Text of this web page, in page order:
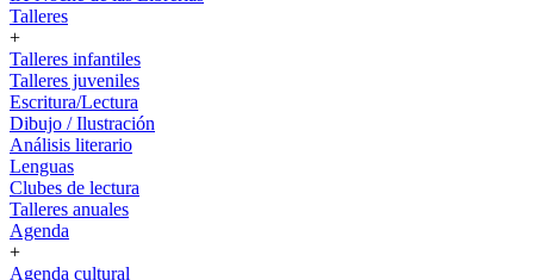
Talleres
+
Talleres infantiles
Talleres juveniles
Escritura/Lectura
Dibujo / Ilustración
Análisis literario
Lenguas
Clubes de lectura
Talleres anuales
Agenda
+
Agenda cultural